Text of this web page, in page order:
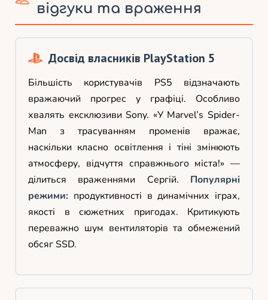
відгуки та враження
Досвід власників PlayStation 5
Більшість користувачів PS5 відзначають
вражаючий прогрес у графіці. Особливо
хвалять ексклюзиви Sony. «У Marvel’s Spider-
Man з трасуванням променів вражає,
наскільки класно освітлення і тіні змінюють
атмосферу, відчуття справжнього міста!» —
ділиться враженнями Сергій. Популярні
режими: продуктивності в динамічних іграх,
якості в сюжетних пригодах. Критикують
переважно шум вентиляторів та обмежений
обсяг SSD.